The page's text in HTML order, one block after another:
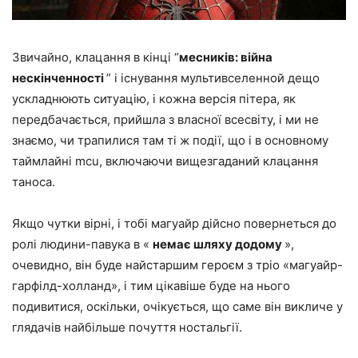
Звичайно, клацання в кінці “месників: війна
нескінченності” і існування мультивселенной дещо
ускладнюють ситуацію, і кожна версія пітера, як
передбачається, прийшла з власної всесвіту, і ми не
знаємо, чи трапилися там ті ж події, що і в основному
таймлайні mcu, включаючи вищезгаданий клацання
таноса.
Якщо чутки вірні, і тобі магуайр дійсно повернеться до
ролі людини-павука в « немає шляху додому »,
очевидно, він буде найстаршим героєм з тріо «магуайр-
гарфілд-холланд», і тим цікавіше буде на нього
подивитися, оскільки, очікується, що саме він викличе у
глядачів найбільше почуття ностальгії.